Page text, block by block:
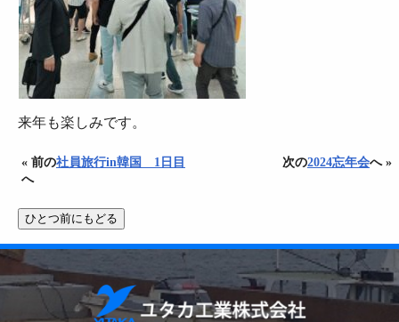
来年も楽しみです。
« 前の社員旅行in韓国 1日目
へ
次の2024忘年会へ »